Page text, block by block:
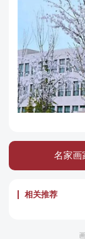
名家画
相关推荐